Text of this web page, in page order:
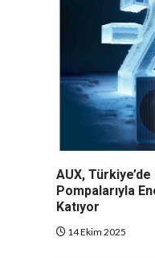
AUX,
Pompalarıyla
Katıyor
14 Ekim 2025